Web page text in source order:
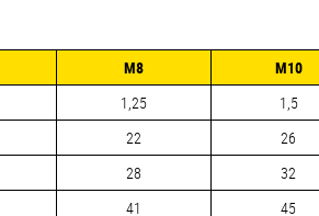
М8 М10
1,25 1,5
22 26
28 32
41 45